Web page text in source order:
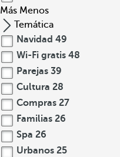
Más Menos
Temática
Navidad 49
Wi-Fi gratis 48
Parejas 39
Cultura 28
Compras 27
Familias 26
Spa 26
Urbanos 25